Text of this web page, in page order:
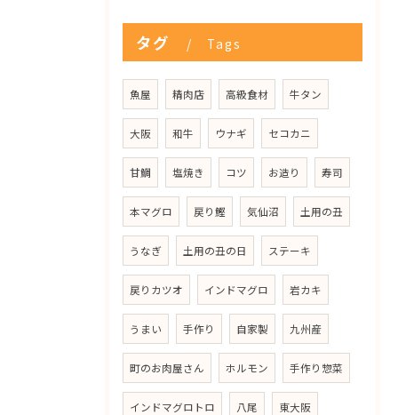
タグ Tags
魚屋 精肉店 高級食材 牛タン
大阪 和牛 ウナギ セコカニ
甘鯛 塩焼き コツ お造り 寿司
本マグロ 戻り鰹 気仙沼 土用の丑
うなぎ 土用の丑の日 ステーキ
戻りカツオ インドマグロ 岩カキ
うまい 手作り 自家製 九州産
町のお肉屋さん ホルモン 手作り惣菜
インドマグロトロ 八尾 東大阪